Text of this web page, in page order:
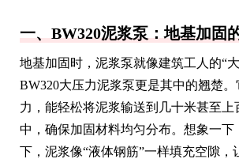
一、BW320泥浆泵：地基加固
地基加固时，泥浆泵就像建筑工人的“
BW320大压力泥浆泵更是其中的翘楚
力，能轻松将泥浆输送到几十米甚至上
中，确保加固材料均匀分布。想象一下
下，泥浆像“液体钢筋”一样填充空隙，